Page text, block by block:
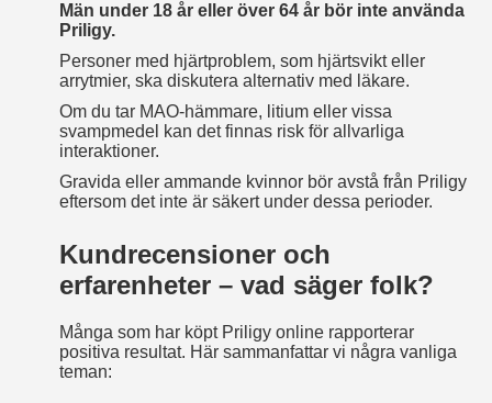
Män under 18 år eller över 64 år bör inte använda
Priligy.
Personer med hjärtproblem, som hjärtsvikt eller
arrytmier, ska diskutera alternativ med läkare.
Om du tar MAO-hämmare, litium eller vissa
svampmedel kan det finnas risk för allvarliga
interaktioner.
Gravida eller ammande kvinnor bör avstå från Priligy
eftersom det inte är säkert under dessa perioder.
Kundrecensioner och
erfarenheter – vad säger folk?
Många som har köpt Priligy online rapporterar
positiva resultat. Här sammanfattar vi några vanliga
teman: